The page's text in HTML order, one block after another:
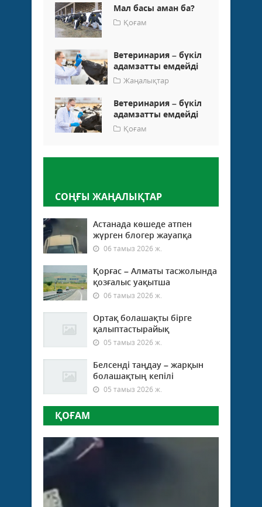
Мал басы аман ба?
Қоғам
Ветеринария – бүкіл
адамзатты емдейді
Жаңалықтар
Ветеринария – бүкіл
адамзатты емдейді
Қоғам
СОҢҒЫ ЖАҢАЛЫҚТАР
Астанада көшеде атпен
жүрген блогер жауапқа
06 тамыз 2026 ж.
Қорғас – Алматы тасжолында
қозғалыс уақытша
06 тамыз 2026 ж.
Ортақ болашақты бірге
қалыптастырайық
05 тамыз 2026 ж.
Белсенді таңдау – жарқын
болашақтың кепілі
05 тамыз 2026 ж.
ҚОҒАМ